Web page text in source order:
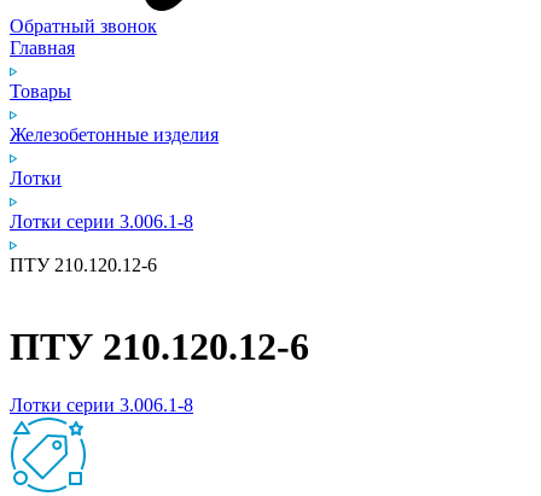
Обратный звонок
Главная
Товары
Железобетонные изделия
Лотки
Лотки серии 3.006.1-8
ПТУ 210.120.12-6
ПТУ 210.120.12-6
Лотки серии 3.006.1-8